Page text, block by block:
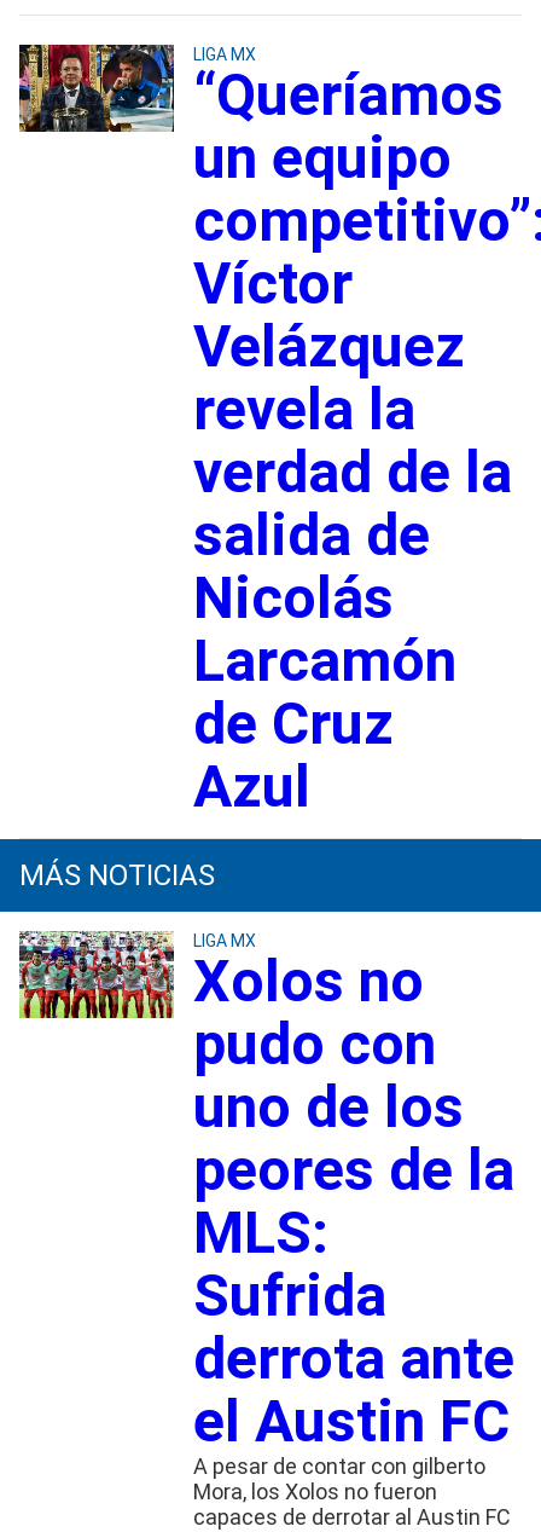
LIGA MX
“Queríamos
un equipo
Víctor
Velázquez
revela la
verdad de la
salida de
Nicolás
Larcamón
de Cruz
Azul
MÁS NOTICIAS
LIGA MX
Xolos no
pudo con
uno de los
peores de la
MLS:
Sufrida
derrota ante
el Austin FC
A pesar de contar con gilberto
Mora, los Xolos no fueron
capaces de derrotar al Austin FC